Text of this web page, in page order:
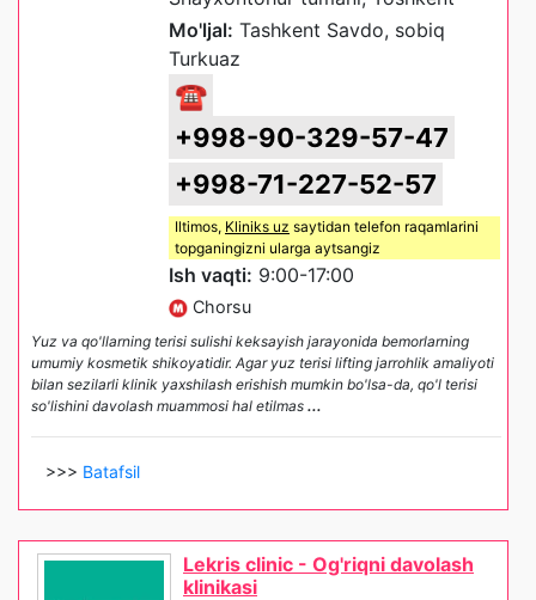
Mo'ljal: Tashkent Savdo, sobiq
Turkuaz
☎
+998-90-329-57-47
+998-71-227-52-57
Iltimos, Kliniks uz saytidan telefon raqamlarini
topganingizni ularga aytsangiz
Ish vaqti: 9:00-17:00
Chorsu
Yuz va qo'llarning terisi sulishi keksayish jarayonida bemorlarning
umumiy kosmetik shikoyatidir. Agar yuz terisi lifting jarrohlik amaliyoti
bilan sezilarli klinik yaxshilash erishish mumkin bo'lsa-da, qo'l terisi
so'lishini davolash muammosi hal etilmas ...
>>> Batafsil
Lekris clinic - Og'riqni davolash
klinikasi